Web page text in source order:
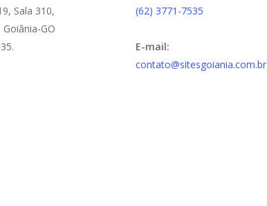
Sala 310,
GO
(62) 3771-7535
E-mail:
contato@sitesgoiania.com.br